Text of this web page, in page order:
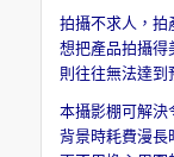
拍攝不求人，拍
想把產品拍攝得
則往往無法達到
本攝影棚可解決
背景時耗費漫長